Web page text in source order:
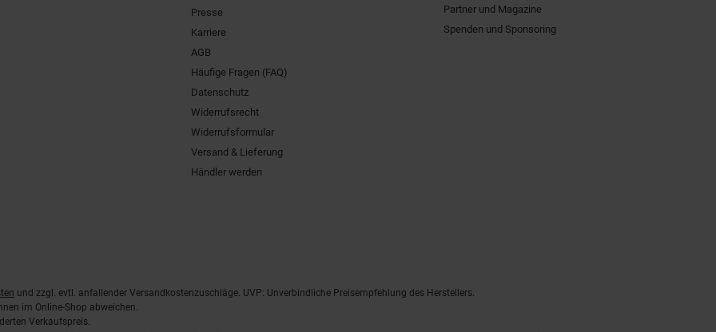
Presse
Karriere
AGB
Häufige Fragen (FAQ)
Datenschutz
Widerrufsrecht
Widerrufsformular
Versand & Lieferung
Händler werden
Partner und Magazine
Spenden und Sponsoring
und zzgl. evtl. anfallender Versandkostenzuschläge. UVP: Unverbindliche Preisempfehlung des Herstellers.
im Online-Shop abweichen.
Verkaufspreis.